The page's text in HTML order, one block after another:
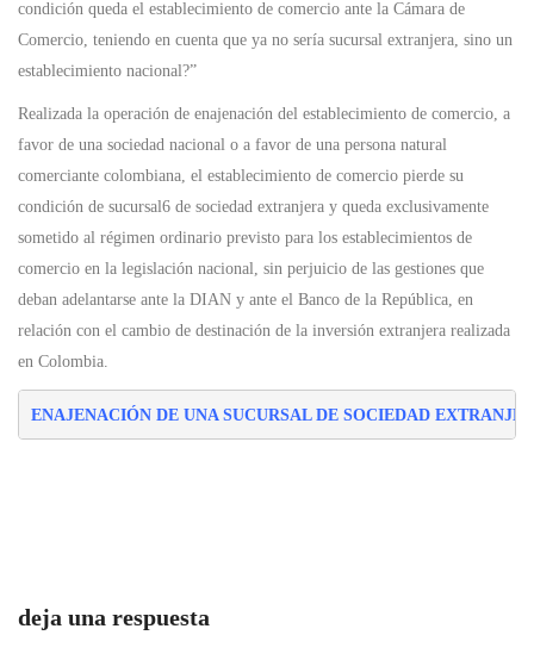
condición queda el establecimiento de comercio ante la Cámara de
Comercio, teniendo en cuenta que ya no sería sucursal extranjera, sino un
establecimiento nacional?”
Realizada la operación de enajenación del establecimiento de comercio, a
favor de una sociedad nacional o a favor de una persona natural
comerciante colombiana, el establecimiento de comercio pierde su
condición de sucursal6 de sociedad extranjera y queda exclusivamente
sometido al régimen ordinario previsto para los establecimientos de
comercio en la legislación nacional, sin perjuicio de las gestiones que
deban adelantarse ante la DIAN y ante el Banco de la República, en
relación con el cambio de destinación de la inversión extranjera realizada
en Colombia.
ENAJENACIÓN DE UNA SUCURSAL DE SOCIEDAD
deja una respuesta